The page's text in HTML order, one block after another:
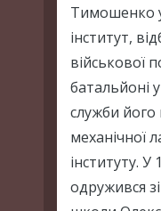
Тимошенко
інститут,
військової
батальйоні
служби
механічної
інституту. У
одружився